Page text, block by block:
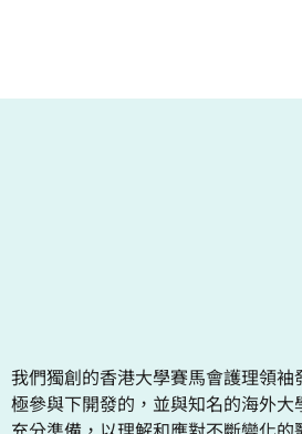
我們獨創的香港大學賽馬會護理領袖
極參與下開發的，並與知名的海外大